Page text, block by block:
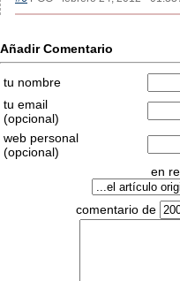
Añadir Comentario
tu nombre
tu email
(opcional)
web personal
(opcional)
en
comentario de